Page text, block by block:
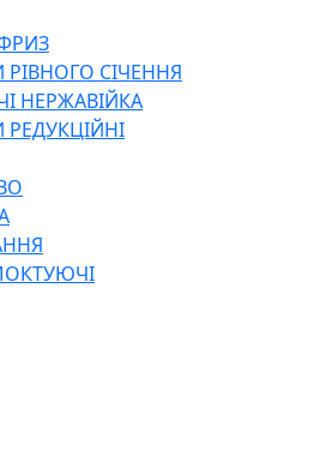
РІВНОГО СІЧЕННЯ
НЕРЖАВІЙКА
РЕДУКЦІЙНІ